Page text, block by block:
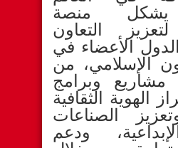
يشكل منصة
لتعزيز التعاون
الأعضاء في
الإسلامي، من
مشاريع وبرامج
الهوية الثقافية
الصناعات
ودعم